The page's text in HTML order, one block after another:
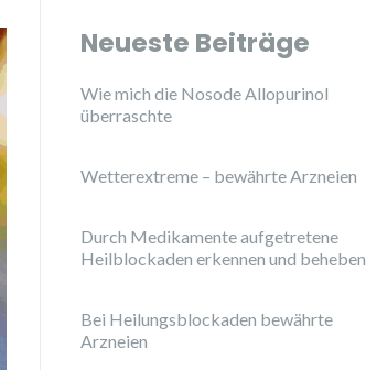
Neueste Beiträge
Wie mich die Nosode Allopurinol
überraschte
Wetterextreme – bewährte Arzneien
Durch Medikamente aufgetretene
Heilblockaden erkennen und beheben
Bei Heilungsblockaden bewährte
Arzneien